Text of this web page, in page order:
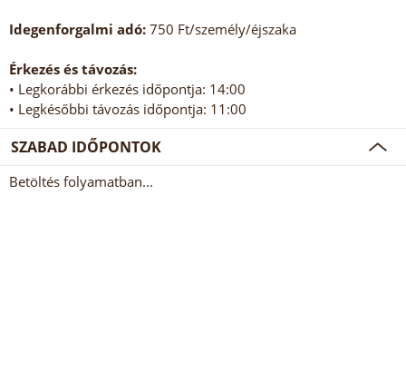
Idegenforgalmi adó: 750 Ft/személy/éjszaka
Érkezés és távozás:
• Legkorábbi érkezés időpontja: 14:00
• Legkésőbbi távozás időpontja: 11:00
SZABAD IDŐPONTOK
Betöltés folyamatban...